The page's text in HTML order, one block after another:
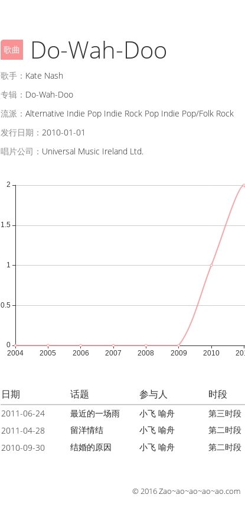
歌曲 Do-Wah-Doo
歌手： Kate Nash
专辑： Do-Wah-Doo
流派：Alternative Indie Pop Indie Rock Pop Indie Pop/Folk Rock
发行日期：2010-01-01
唱片公司： Universal Music Ireland Ltd.
日期 话题 参与人 时段
2011-06-24 最近的一场雨 小飞 喻舟 第三时段
2011-04-28
留洋情结 小飞 喻舟 第二时段
2010-09-30
结婚的原因 小飞 喻舟 第二时段
© 2016Zao~ao~ao~ao~ao.com